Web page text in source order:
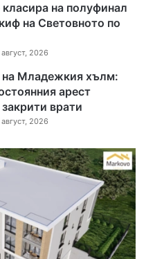
класира на полуфинал
на Световното по
2026
на Младежкия хълм:
арест
врати
2026